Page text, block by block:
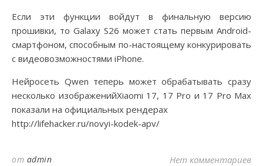
Если эти функции войдут в финальную версию
прошивки, то Galaxy S26 может стать первым Android-
смартфоном, способным по-настоящему конкурировать
с видеовозможностями iPhone.
Нейросеть Qwen теперь может обрабатывать сразу
несколько изображенийXiaomi 17, 17 Pro и 17 Pro Max
показали на официальных рендерах
http://lifehacker.ru/novyi-kodek-apv/
от admin Нет комментариев